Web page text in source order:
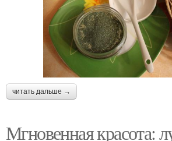
читать дальше →
Мгновенная красота: